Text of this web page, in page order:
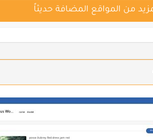
من المواقع المضافة حديثاً